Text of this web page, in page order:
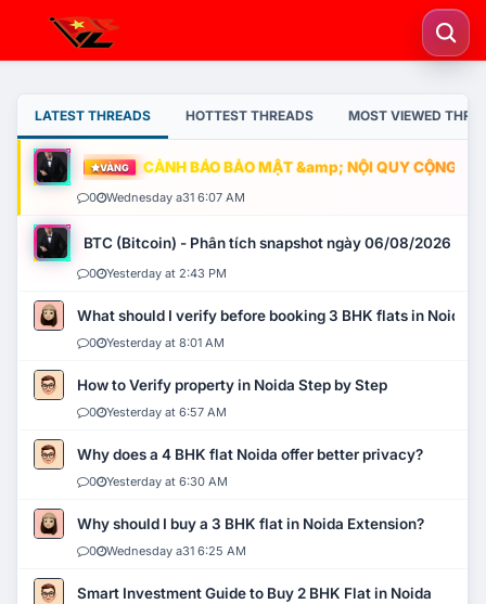
LATEST THREADS HOTTEST THREADS MOST VIEWED
VÀNG CẢNH BÁO BẢO MẬT &amp; NỘI QUY CỘNG
0 Wednesday a31 6:07 AM
BTC (Bitcoin) - Phân tích snapshot ngày 06/08/2026
0 Yesterday at 2:43 PM
What should I verify before booking 3 BHK flats in Noida?
0 Yesterday at 8:01 AM
How to Verify property in Noida Step by Step
0 Yesterday at 6:57 AM
Why does a 4 BHK flat Noida offer better privacy?
0 Yesterday at 6:30 AM
Why should I buy a 3 BHK flat in Noida Extension?
0 Wednesday a31 6:25 AM
Smart Investment Guide to Buy 2 BHK Flat in Noida